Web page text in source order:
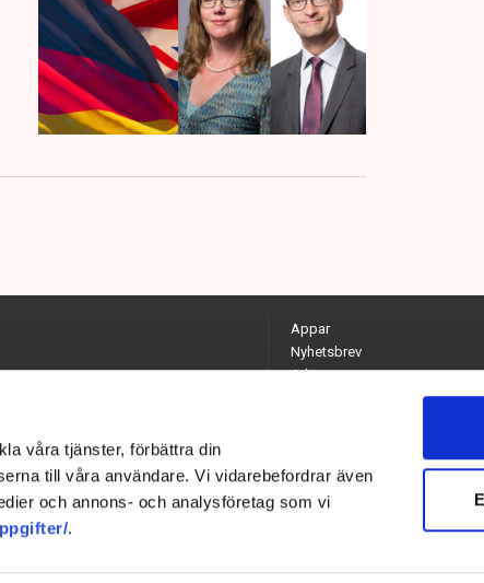
våra tjänster, förbättra din
till våra användare. Vi vidarebefordrar även
och annons- och analysföretag som vi
.
Appar
Nyhetsbrev
Arkiv
Kontakta redaktionen
Chefredaktör och ansvarig